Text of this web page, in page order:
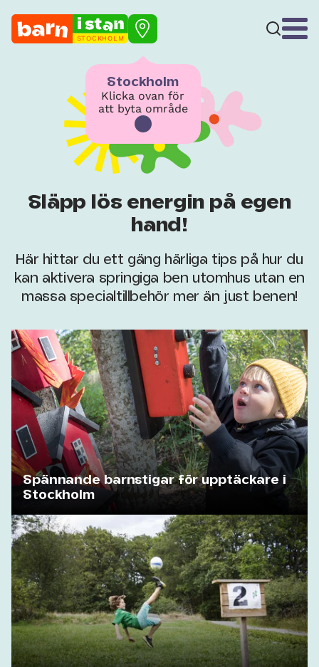
STOCKHOLM
Stockholm
Klicka ovan för
att byta område
Släpp lös energin på egen
hand!
Här hittar du ett gäng härliga tips på hur du
kan aktivera springiga ben utomhus utan en
massa specialtillbehör mer än just benen!
Spännande barnstigar för upptäckare i
Stockholm